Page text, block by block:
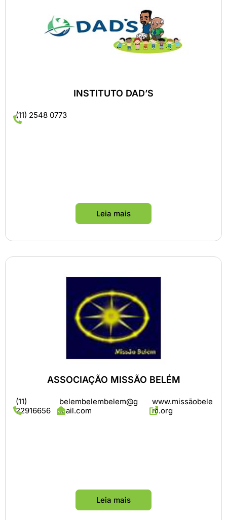
INSTITUTO DAD’S
(11) 2548 0773
Leia mais
ASSOCIAÇÃO MISSÃO BELÉM
(11)
22916656
belembelembelem@g
mail.com
www.missãobele
m.org
Leia mais